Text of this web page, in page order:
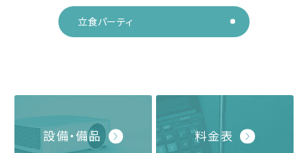
立食パーティ
設備・備品 料金表